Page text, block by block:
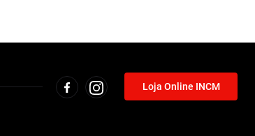
Loja Online INCM